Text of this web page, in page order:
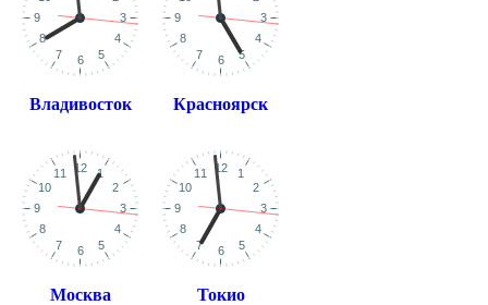
Владивосток Красноярск
Москва Токио